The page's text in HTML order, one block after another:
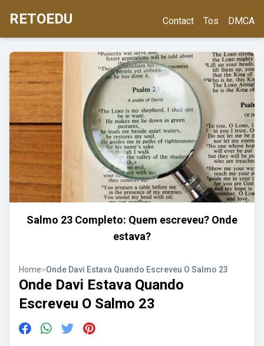
RETOEDU Contact Tos DMCA
Salmo 23 Completo: Quem escreveu? Onde
estava?
Home>Onde Davi Estava Quando Escreveu O Salmo 23
Onde Davi Estava Quando
Escreveu O Salmo 23